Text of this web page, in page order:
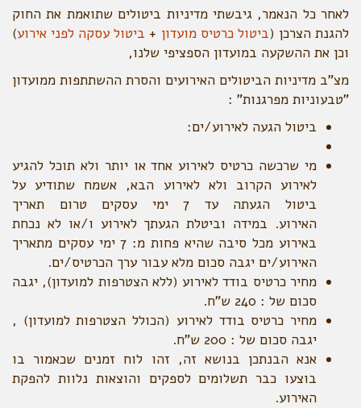
לאחר כל הנאמר, גיבשתי מדיניות ביטולים שתואמת את החוק
להגנת הצרכן (ביטול כרטיס מועדון + ביטול עסקה לפני אירוע)
וכן את ההשקעה במועדון הספציפי שלנו,
מצ"ב מדיניות הביטולים האירועים והסרת ההשתתפות ממועדון
"טבעוניות מפרגנות" :
ביטול הגעה לאירוע/ים:
מי שרכשה כרטיס לאירוע אחד או יותר ולא תוכל להגיע
לאירוע הקרוב ולא לאירוע הבא, אשמח שתודיע על
ביטול הגעתה עד 7 ימי עסקים טרום תאריך
האירוע. במידה וביטלת הגעתך לאירוע ו/או לא נכחת
באירוע מכל סיבה שהיא פחות מ: 7 ימי עסקים מתאריך
האירוע/ים יגבה סכום מלא עבור ערך הכרטיס/ים.
מחיר כרטיס בודד לאירוע (ללא הצטרפות למועדון), יגבה
סכום של : 240 ש"ח.
מחיר כרטיס בודד לאירוע (הכולל הצטרפות למועדון) ,
יגבה סכום של : 200 ש"ח.
אנא הבנתכן בנושא זה, זהו לוח זמנים שכאמור בו
בוצעו כבר תשלומים לספקים והוצאות נלוות להפקת
האירוע.